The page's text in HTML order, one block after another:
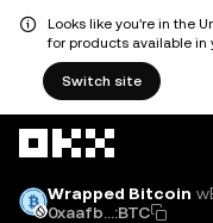
Looks like you're in the
for products available in
Switch site
Wrapped Bitcoin
0xaafb...:BTC